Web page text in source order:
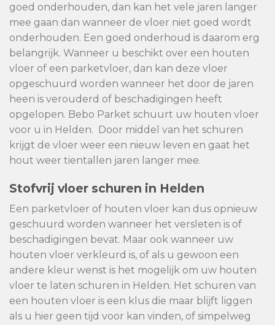
goed onderhouden, dan kan het vele jaren langer
mee gaan dan wanneer de vloer niet goed wordt
onderhouden. Een goed onderhoud is daarom erg
belangrijk. Wanneer u beschikt over een houten
vloer of een parketvloer, dan kan deze vloer
opgeschuurd worden wanneer het door de jaren
heen is verouderd of beschadigingen heeft
opgelopen. Bebo Parket schuurt uw houten vloer
voor u in Helden. Door middel van het schuren
krijgt de vloer weer een nieuw leven en gaat het
hout weer tientallen jaren langer mee.
Stofvrij vloer schuren in Helden
Een parketvloer of houten vloer kan dus opnieuw
geschuurd worden wanneer het versleten is of
beschadigingen bevat. Maar ook wanneer uw
houten vloer verkleurd is, of als u gewoon een
andere kleur wenst is het mogelijk om uw houten
vloer te laten schuren in Helden. Het schuren van
een houten vloer is een klus die maar blijft liggen
als u hier geen tijd voor kan vinden, of simpelweg